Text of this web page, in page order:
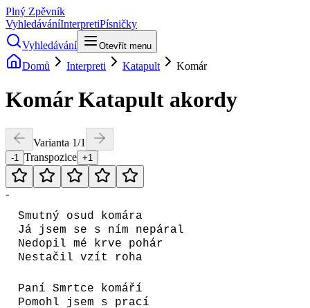
Plný Zpěvník
VyhledáváníInterpretiPísničky
Vyhledávání
Otevřít menu
Domů Interpreti Katapult Komár
Komár Katapult akordy
Varianta 1/1
-1 Transpozice +1
-
Smutný osud komára
Já jsem se s ním nepáral
Nedopil mé krve pohár
Nestačil vzít roha
Paní Smrtce komáří
Pomohl jsem s prací